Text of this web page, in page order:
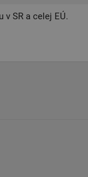
v SR a celej EÚ.